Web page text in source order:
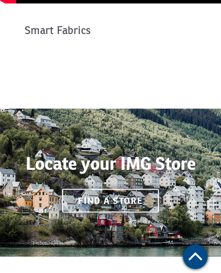
Smart Fabrics
Locate your IMG Store
FIND A STORE